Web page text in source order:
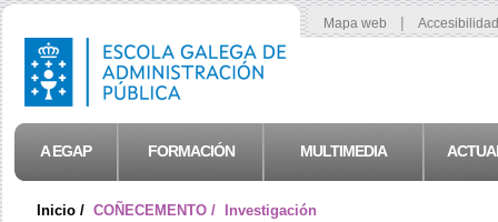
Mapa web |
A EGAP FORMACIÓN MULTIMEDIA
Inicio / COÑECEMENTO / Investigación